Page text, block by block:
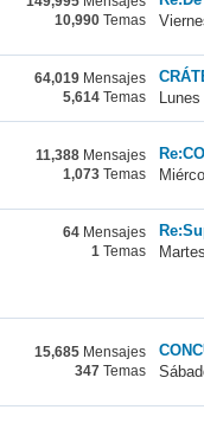
10,990 Temas
64,019 Mensajes
5,614 Temas
11,388 Mensajes
1,073 Temas
64 Mensajes
1 Temas
15,685 Mensajes
347
Temas